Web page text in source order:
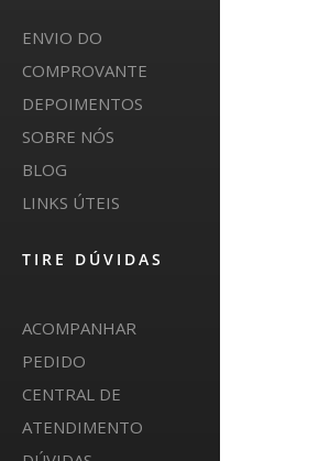
ENVIO DO
COMPROVANTE
DEPOIMENTOS
SOBRE NÓS
BLOG
LINKS ÚTEIS
TIRE DÚVIDAS
ACOMPANHAR
PEDIDO
CENTRAL DE
ATENDIMENTO